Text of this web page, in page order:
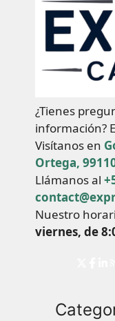
¿Tienes
información?
Visítanos en
Ortega,
Llámanos al
Nuestro
viernes, de